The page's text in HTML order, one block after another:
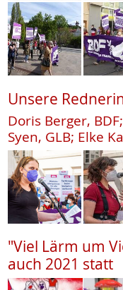
Unsere
Doris Berger,
Syen, GLB; Elke
"Viel Lärm um
auch 2021 statt